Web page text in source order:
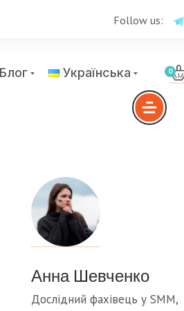
Follow us:
Українська 0
Анна Шевченко
Дослідний фахівець у SMM,